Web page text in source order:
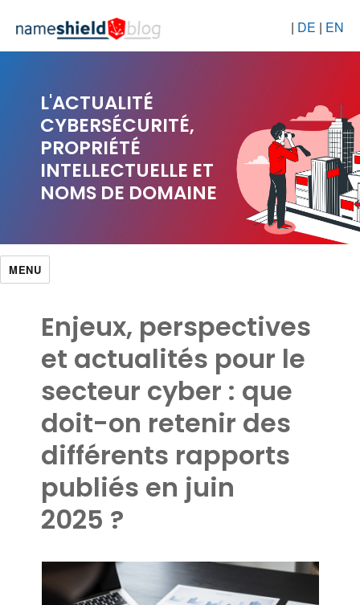
| DE | EN
L'ACTUALITÉ
CYBERSÉCURITÉ,
PROPRIÉTÉ
INTELLECTUELLE ET
NOMS DE DOMAINE
MENU
Enjeux, perspectives
et actualités pour le
secteur cyber : que
doit-on retenir des
différents rapports
publiés en juin
2025 ?